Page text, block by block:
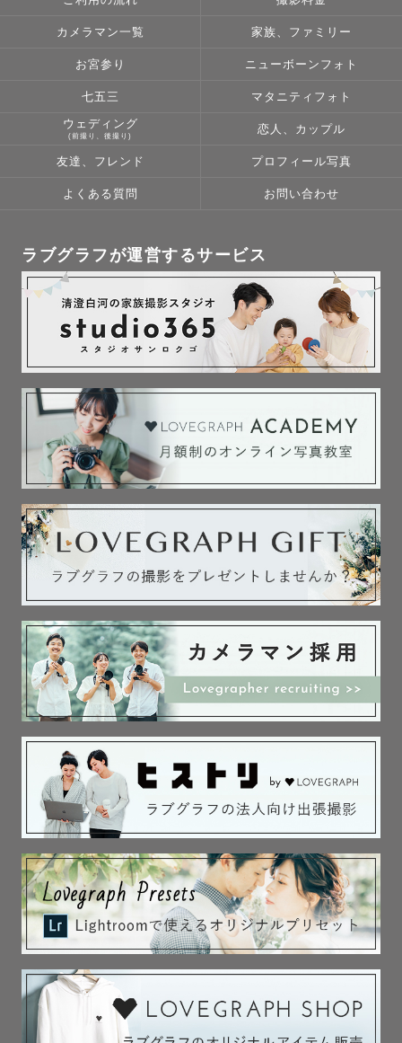
カメラマン一覧 家族、ファミリー
お宮参り ニューボーンフォト
七五三 マタニティフォト
ウェディング
(前撮り、後撮り)
恋人、カップル
友達、フレンド プロフィール写真
よくある質問 お問い合わせ
ラブグラフが運営するサービス